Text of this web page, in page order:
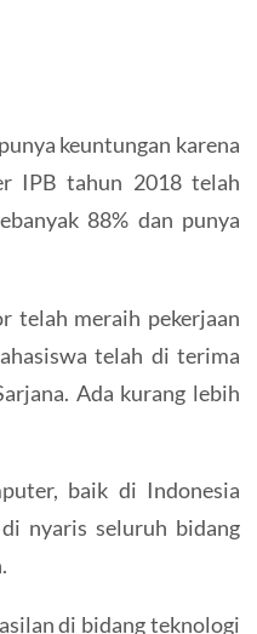
keuntungan karena
IPB tahun 2018 telah
88% dan punya
telah meraih pekerjaan
telah di terima
Ada kurang lebih
baik di Indonesia
nyaris seluruh bidang
di bidang teknologi